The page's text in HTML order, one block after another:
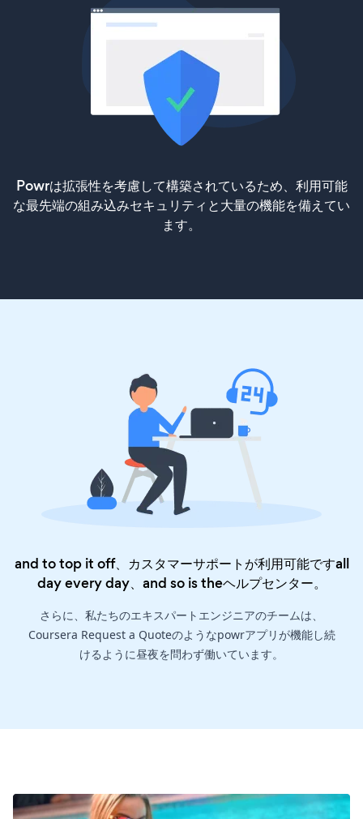
Powrは拡張性を考慮して構築されているため、利用可能
な最先端の組み込みセキュリティと大量の機能を備えてい
ます。
and to top it off、カスタマーサポートが利用可能ですall
day every day、and so is theヘルプセンター。
さらに、私たちのエキスパートエンジニアのチームは、
Coursera Request a Quoteのようなpowrアプリが機能し続
けるように昼夜を問わず働いています。